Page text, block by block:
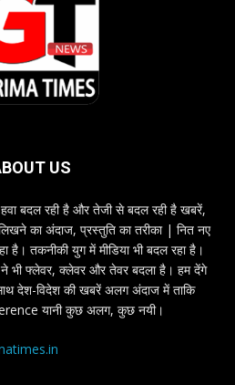
US
बदल रही है और तेजी से बदल रही है खबरें,
का अंदाज, प्रस्तुति का तरीका | नित नए
है। तकनीकी युग में मीडिया भी बदल रहा है।
ने भी फ्लेवर, क्लेवर और तेवर बदला है। हम देंगे
देश-विदेश की खबरें अलग अंदाज में ताकि
यानी कुछ अलग, कुछ नयी।